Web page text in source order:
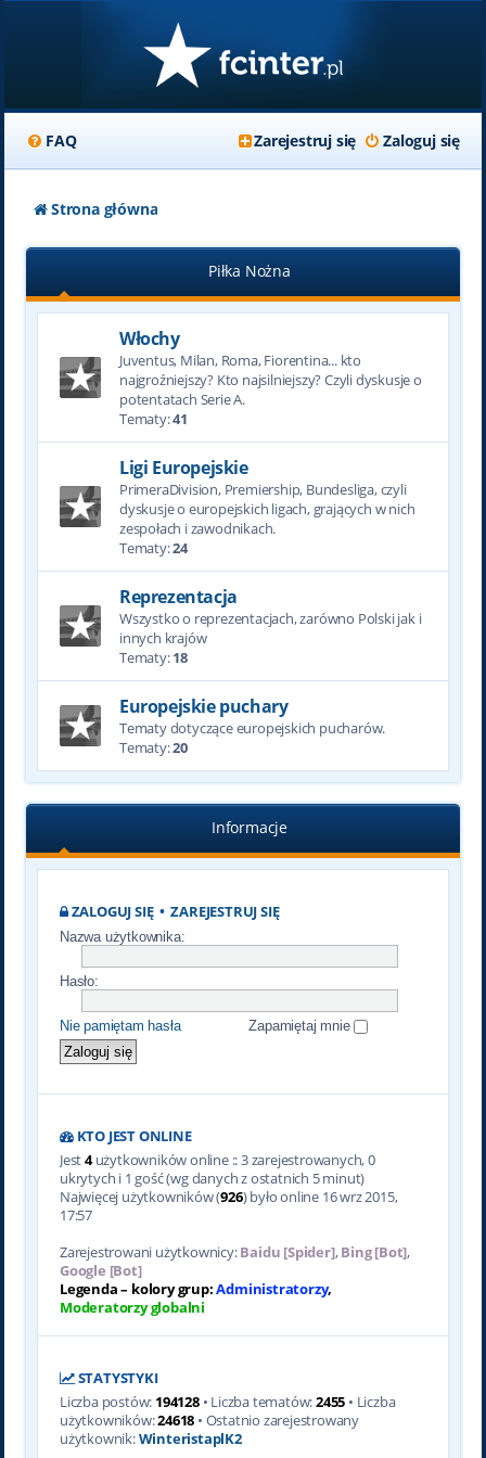
FAQ Zaloguj się
Zarejestruj się
Strona główna
Piłka Nożna
Włochy
Juventus, Milan, Roma, Fiorentina... kto
najgroźniejszy? Kto najsilniejszy? Czyli dyskusje o
potentatach Serie A.
Tematy:41
Ligi Europejskie
PrimeraDivision, Premiership, Bundesliga, czyli
dyskusje o europejskich ligach, grających w nich
zespołach i zawodnikach.
Tematy:24
Reprezentacja
Wszystko o reprezentacjach, zarówno Polski jak i
innych krajów
Tematy:18
Europejskie puchary
Tematy dotyczące europejskich pucharów.
Tematy:20
Informacje
ZALOGUJ SIĘ•ZAREJESTRUJ SIĘ
Nazwa użytkownika:
Hasło:
Nie pamiętam hasła Zapamiętaj mnie
KTO JEST ONLINE
Jest4użytkowników online :: 3 zarejestrowanych, 0
ukrytych i 1 gość (wg danych z ostatnich 5 minut)
Najwięcej użytkowników (926) było online 16 wrz 2015,
17:57
Zarejestrowani użytkownicy:Baidu [Spider],Bing [Bot],
Google [Bot]
Legenda – kolory grup:Administratorzy,
Moderatorzy globalni
STATYSTYKI
Liczba postów: 194128• Liczba tematów:2455 • Liczba
użytkowników:24618 • Ostatnio zarejestrowany
użytkownik:WinteristaplK2